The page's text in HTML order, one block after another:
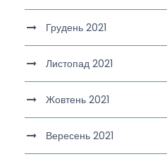
Грудень 2021
Листопад 2021
Жовтень 2021
Вересень 2021